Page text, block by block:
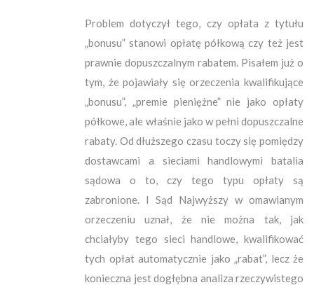
Problem dotyczył tego, czy opłata z tytułu
„bonusu” stanowi opłatę półkową czy też jest
prawnie dopuszczalnym rabatem. Pisałem już o
tym, że pojawiały się orzeczenia kwalifikujące
„bonusu”, „premie pieniężne” nie jako opłaty
półkowe, ale właśnie jako w pełni dopuszczalne
rabaty. Od dłuższego czasu toczy się pomiędzy
dostawcami a sieciami handlowymi batalia
sądowa o to, czy tego typu opłaty są
zabronione. I Sąd Najwyższy w omawianym
orzeczeniu uznał, że nie można tak, jak
chciałyby tego sieci handlowe, kwalifikować
tych opłat automatycznie jako „rabat”, lecz że
konieczna jest dogłębna analiza rzeczywistego